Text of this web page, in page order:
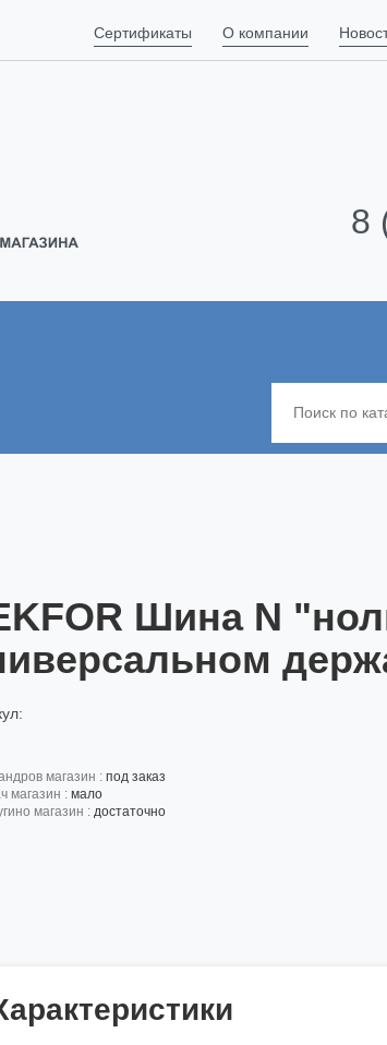
Сертификаты О компании
8
Шина N
магазин : под заказ
магазин : мало
магазин : достаточно